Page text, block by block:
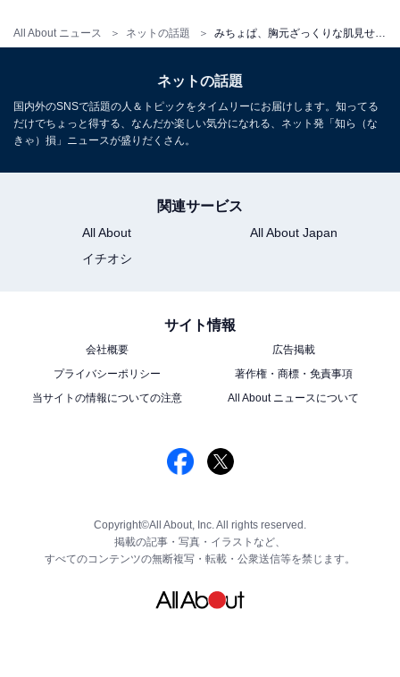
All About ニュース ネットの話題
ネットの話題
国内外のSNSで話題の人＆トピックをタイムリーにお届けします。知ってる
だけでちょっと得する、なんだか楽しい気分になれる、ネット発「知ら（な
きゃ）損」ニュースが盛りだくさん。
関連サービス
All About
All About Japan
イチオシ
サイト情報
会社概要
広告掲載
プライバシーポリシー
著作権・商標・免責事項
当サイトの情報についての注意
All About ニュースについて
Copyright©All About, Inc. All rights reserved.
掲載の記事・写真・イラストなど、
すべてのコンテンツの無断複写・転載・公衆送信等を禁じます。